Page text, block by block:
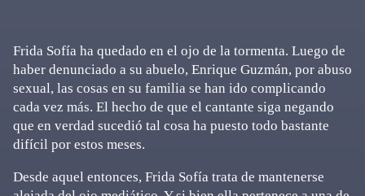
Frida Sofía ha quedado en el ojo de la tormenta. Luego de
haber denunciado a su abuelo, Enrique Guzmán, por abuso
sexual, las cosas en su familia se han ido complicando
cada vez más. El hecho de que el cantante siga negando
que en verdad sucedió tal cosa ha puesto todo bastante
difícil por estos meses.
Desde aquel entonces, Frida Sofía trata de mantenerse